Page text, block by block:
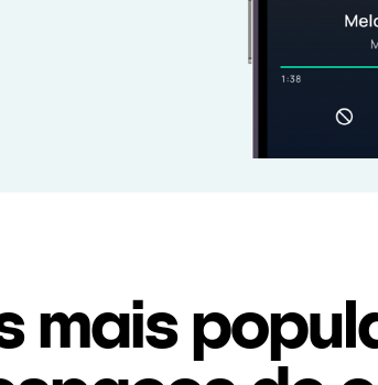
mais